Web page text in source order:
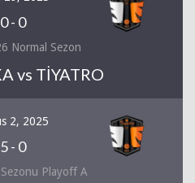
0- 0
Normal Sezon
vs TİYATRO
2, 2025
5- 0
Playoff A